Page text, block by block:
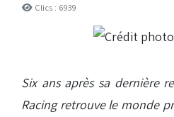
Clics : 6939
Six ans après sa dernière
Racing retrouve le monde